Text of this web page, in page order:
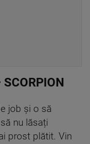
job și o să
nu lăsați
prost plătit. Vin